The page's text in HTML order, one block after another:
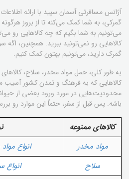
آژانس مسافرتی آسمان سپید با ارائه
گمرکی، به شما کمک می‌کنه تا از بروز
می‌تونیم به شما بگیم که چه کالاهایی رو
کالاهایی رو نمی‌تونید ببرید. همچنین، اگه
گمرک دارید، می‌تونیم بهتون کمک کنیم.
به طور کلی، حمل مواد مخدر، سلاح، کالاهای
کالاهایی که به فرهنگ و تمدن کشور آسیب
محدودیت‌هایی در مورد ورود بعضی از
باشه. پس قبل از سفر، حتماً این موارد رو
کالاهای ممنوعه
مواد مخدر
انواع
سلاح
انواع